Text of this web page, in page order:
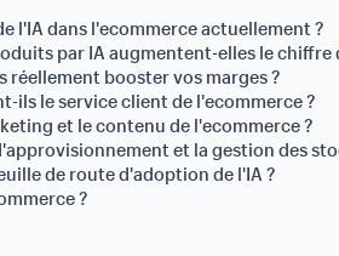
l'IA dans l'ecommerce actuellement ?
par IA augmentent-elles le chiffre
réellement booster vos marges ?
ils le service client de l'ecommerce ?
et le contenu de l'ecommerce ?
et la gestion des
de route d'adoption de l'IA ?
?